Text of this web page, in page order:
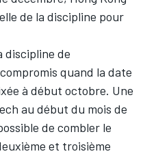
de la discipline pour
discipline de
quand la date
à début octobre. Une
au début du mois de
de combler le
et troisième